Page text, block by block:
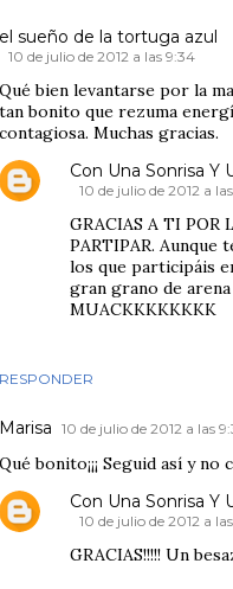
el sueño de la tortuga azul
10 de julio de 2012 a las 9:34
Qué bien levantarse por la
tan bonito que rezuma
contagiosa. Muchas gracias.
RESPONDER
Con Una Sonrisa Y
10 de julio de 2012 a
GRACIAS A TI POR
PARTIPAR. Aunque
los que participáis
gran grano de
MUACKKKKKKKK
Marisa 10 de julio de 2012 a las
Qué bonito¡¡¡ Seguid así y no
Con Una Sonrisa Y
10 de julio de 2012 a
GRACIAS!!!!! Un